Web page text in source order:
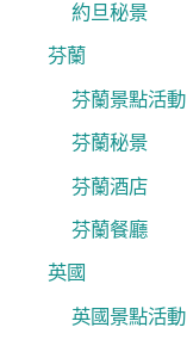
約旦秘景
芬蘭
芬蘭景點活動
芬蘭秘景
芬蘭酒店
芬蘭餐廳
英國
英國景點活動